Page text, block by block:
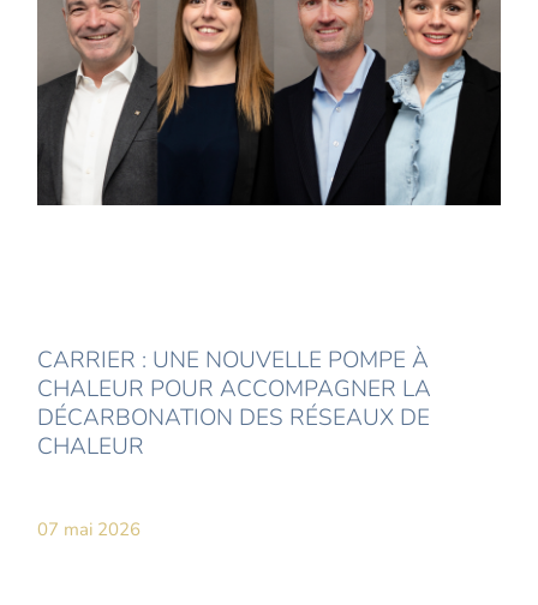
CARRIER : UNE NOUVELLE POMPE À
CHALEUR POUR ACCOMPAGNER LA
DÉCARBONATION DES RÉSEAUX DE
CHALEUR
07 mai 2026